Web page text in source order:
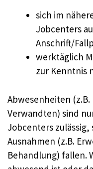
sich im
Jobcenters
Anschrift/
werktäglich
zur Kenntnis
Abwesenheiten
Verwandten) sind
Jobcenters
Ausnahmen (z.B.
Behandlung) fallen.